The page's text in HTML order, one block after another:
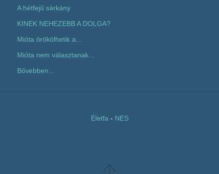
A hétfejű sárkány
KINEK NEHEZEBB A DOLGA?
Mióta örökölhetik a...
Mióta nem választanak...
Bővebben...
Életfa - NES